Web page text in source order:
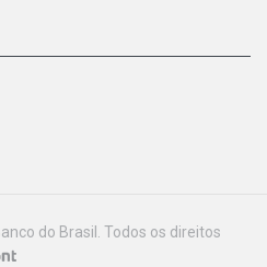
do Brasil. Todos os direitos